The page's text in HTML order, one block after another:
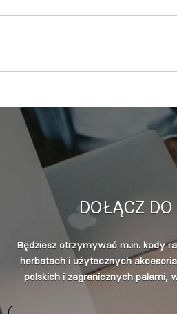
DOŁĄCZ
Będziesz otrzymywać m.in. kody
herbatach i użytecznych
polskich i zagranicznych palarni,